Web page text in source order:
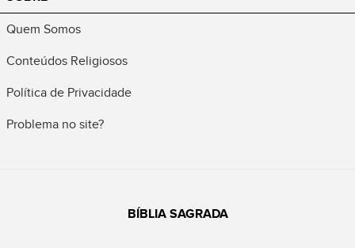
Quem Somos
Conteúdos Religiosos
Política de Privacidade
Problema no site?
BÍBLIA SAGRADA